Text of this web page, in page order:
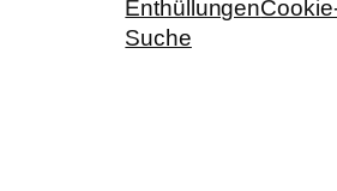
Enthüllungen
Suche